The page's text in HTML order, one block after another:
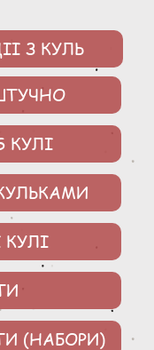
З КУЛЬ
КУЛІ
(НАБОРИ)
КУЛІ